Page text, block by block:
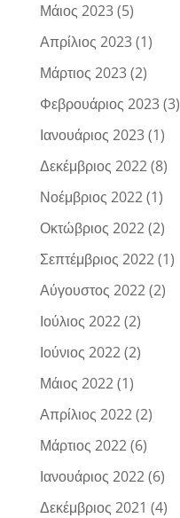
Μάιος 2023(5)
Απρίλιος 2023(1)
Μάρτιος 2023(2)
Φεβρουάριος 2023(3)
Ιανουάριος 2023(1)
Δεκέμβριος 2022(8)
Νοέμβριος 2022(1)
Οκτώβριος 2022(2)
Σεπτέμβριος 2022(1)
Αύγουστος 2022(2)
Ιούλιος 2022(2)
Ιούνιος 2022(2)
Μάιος 2022(1)
Απρίλιος 2022(2)
Μάρτιος 2022(6)
Ιανουάριος 2022(6)
Δεκέμβριος 2021 (4)